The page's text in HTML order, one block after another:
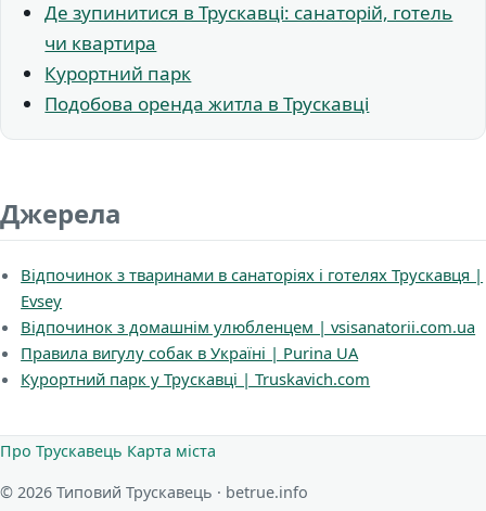
Де зупинитися в Трускавці: санаторій, готель
чи квартира
Курортний парк
Подобова оренда житла в Трускавці
Джерела
Відпочинок з тваринами в санаторіях і готелях Трускавця |
Evsey
Відпочинок з домашнім улюбленцем | vsisanatorii.com.ua
Правила вигулу собак в Україні | Purina UA
Курортний парк у Трускавці | Truskavich.com
Про Трускавець Карта міста
© 2026 Типовий Трускавець · betrue.info